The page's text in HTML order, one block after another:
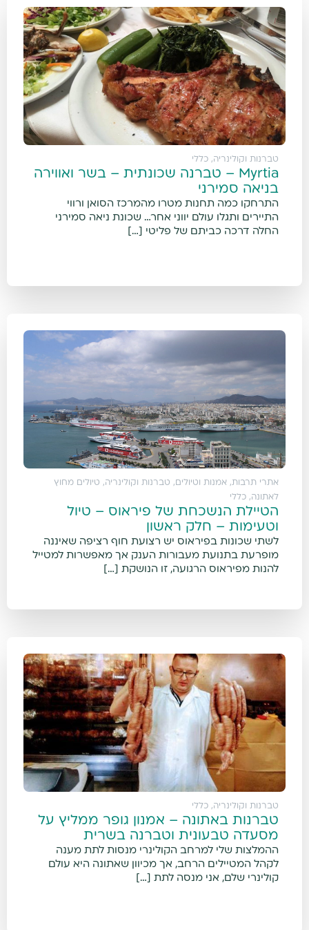
טברנות וקולינריה, כללי
Myrtia – טברנה שכונתית – בשר ואווירה
בניאה סמירני
התרחקו כמה תחנות מטרו מהמרכז הסואן ורווי
התיירים ותגלו עולם יווני אחר… שכונת ניאה סמירני
החלה דרכה כביתם של פליטי […]
אתרי תרבות, אמנות וטיולים , טברנות וקולינריה, טיולים מחוץ
לאתונה, כללי
הטיילת הנשכחת של פיראוס – טיול
וטעימות – חלק ראשון
לשתי שכונות בפיראוס יש רצועת חוף רציפה שאיננה
מופרעת בתנועת מעבורות הענק אך מאפשרות למטייל
להנות מפיראוס הרגועה, זו הנושקת […]
טברנות וקולינריה, כללי
טברנות באתונה – אמנון גופר ממליץ על
מסעדה טבעונית וטברנה בשרית
ההמלצות שלי למרחב הקולינרי מנסות לתת מענה
לקהל המטיילים הרחב, אך מכיוון שאתונה היא עולם
קולינרי שלם, אני מנסה לתת […]